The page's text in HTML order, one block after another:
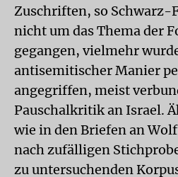
Zuschriften, so Schwarz-
nicht um das Thema der
gegangen, vielmehr
antisemitischer Manier
angegriffen, meist
Pauschalkritik an Israel.
wie in den Briefen an
nach zufälligen
zu untersuchenden